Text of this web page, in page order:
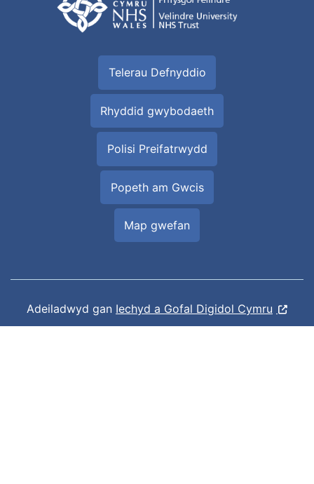
Telerau Defnyddio
Rhyddid gwybodaeth
Polisi Preifatrwydd
Popeth am Gwcis
Map gwefan
Adeiladwyd gan Iechyd a Gofal Digidol Cymru